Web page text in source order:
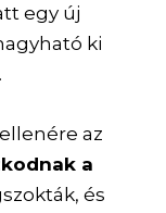
egy új
ki
az
a
és